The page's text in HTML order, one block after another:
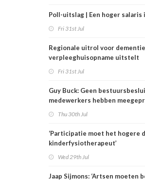
Poll-uitslag | Een hoger
Fri 31st Jul
Regionale uitrol voor
verpleeghuisopname uitstelt
Fri 31st Jul
Guy Buck: Geen
medewerkers hebben
Thu 30th Jul
‘Participatie moet het hogere
kinderfysiotherapeut’
Wed 29th Jul
Jaap Sijmons: ‘Artsen moeten